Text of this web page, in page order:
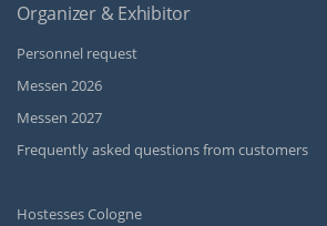
Organizer & Exhibitor
Personnel request
Messen 2026
Messen 2027
Frequently asked questions from customers
Hostesses Cologne